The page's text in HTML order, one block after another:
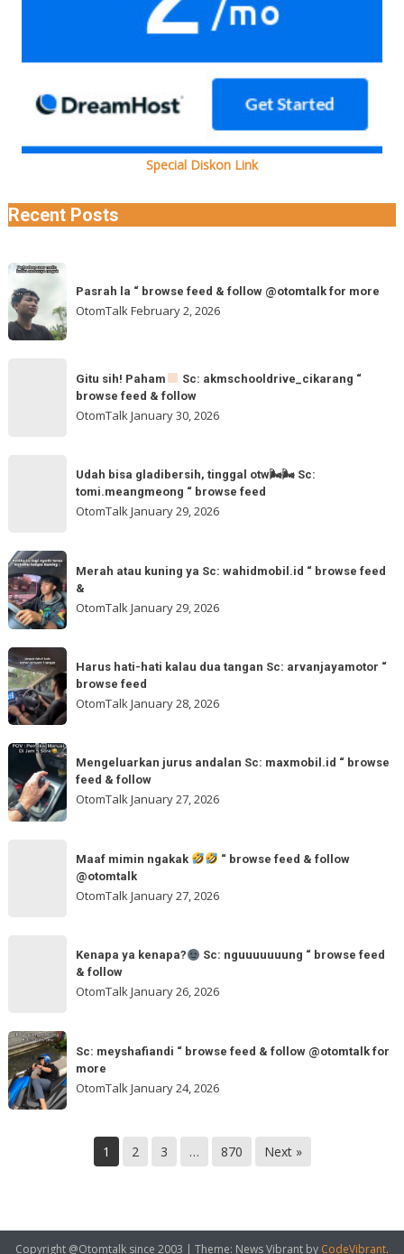
Special Diskon Link
Recent Posts
Pasrah
la
browse
@otomtalk
Pasrah la “ browse feed & follow @otomtalk for more
OtomTalkFebruary 2, 2026
akmschooldrive_cikarang
&
follow
Gitu sih! Paham
Sc: akmschooldrive_cikarang “
browse feed & follow
OtomTalkJanuary 30, 2026
gladibersih,
otw
🌬
🌬
Sc:
“
browse
feed
Udah bisa gladibersih, tinggal otw🌬🌬 Sc:
tomi.meangmeong “ browse feed
OtomTalkJanuary 29, 2026
Merah
atau
kuning
ya
Sc:
wahidmobil.id
“
browse
Merah atau kuning ya Sc: wahidmobil.id “ browse feed
&
OtomTalk January 29, 2026
Harus
hati-
hati
kalau
dua
tangan
Sc:
arvanjayamotor
Harus hati-hati kalau dua tangan Sc: arvanjayamotor “
browse feed
OtomTalkJanuary 28, 2026
Mengeluarkan
jurus
andalan
Sc:
Mengeluarkan jurus andalan Sc: maxmobil.id “ browse
feed & follow
OtomTalkJanuary 27, 2026
follow
@otomtalk
Maaf mimin ngakak
“ browse feed & follow
@otomtalk
OtomTalkJanuary 27, 2026
Sc:
nguuuuuuung
“
browse
Kenapa ya kenapa?
Sc: nguuuuuuung “ browse feed
& follow
OtomTalkJanuary 26, 2026
Sc:
meyshafiandi
“
browse
more
Sc: meyshafiandi “ browse feed & follow @otomtalk for
more
OtomTalkJanuary 24, 2026
1 2 3 … 870 Next »
Copyright @Otomtalk since 2003 | Theme: News Vibrant by CodeVibrant.